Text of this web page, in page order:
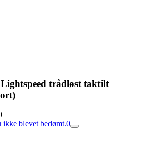
trådløst taktilt
ikke blevet bedømt.0